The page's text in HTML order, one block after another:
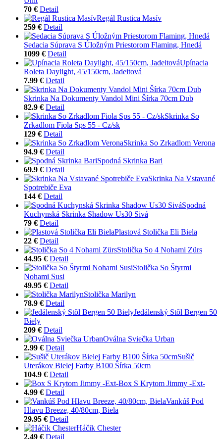
70 € Detail
Regál Rustica Masív
259 € Detail
Sedacia Súprava S Úložným Priestorom Flaming, Hnedá
1099 € Detail
Upínacia
Roleta Daylight, 45/150cm, Jadeitová
7.99 € Detail
Skrinka Na Dokumenty Vandol Mini Šírka 70cm Dub
82.9 € Detail
Skrinka So
Zrkadlom Fiola Sps 55 - Cz/sk
129 € Detail
Skrinka So Zrkadlom Verona
94.9 € Detail
Spodná Skrinka Bari
69.9 € Detail
Skrinka Na Vstavané
Spotrebiče Eva
144 € Detail
Spodná
Kuchynská Skrinka Shadow Us30 Sivá
79 € Detail
Plastová Stolička Eli Biela
22 € Detail
Stolička So 4 Nohami Zürs
44.95 € Detail
Stolička So Štyrmi
Nohami Susi
49.95 € Detail
Stolička Marilyn
78.9 € Detail
Jedálenský Stôl Bergen 50
Biely
209 € Detail
Oválna Sviečka Urban
2.99 € Detail
Sušič
Uterákov Bielej Farby B100 Šírka 50cm
104.9 € Detail
Box S Krytom Jimmy -Ext-
4.99 € Detail
Vankúš Pod
Hlavu Breeze, 40/80cm, Biela
29.95 € Detail
Háčik Chester
2.49 € Detail